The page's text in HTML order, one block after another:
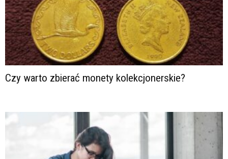
Czy warto zbierać monety kolekcjonerskie?